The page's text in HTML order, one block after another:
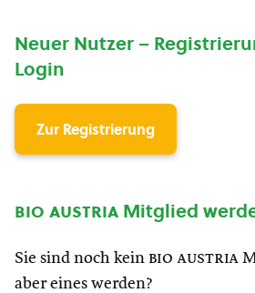
Neuer Nutzer –
Login
Zur Registrierung
bio austria Mitglied
Sie sind noch kein bio austria
aber eines werden?